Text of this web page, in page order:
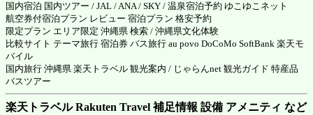
国内宿泊 国内ツアー / JAL / ANA / SKY / 温泉宿泊予約 ゆこゆこネット
航空券付宿泊プラン レビュー 宿泊プラン 格安予約
限定プラン エリア限定 沖縄県 検索 / 沖縄県文化体験
比較サイト テーマ旅行 宿泊券 バス旅行 au povo DoCoMo SoftBank 楽天モ
バイル
国内旅行 沖縄県 楽天トラベル 観光案内 / じゃらんnet 観光ガイド 特産品
バスツアー
楽天トラベル Rakuten Travel 補足情報 設備 アメニティ など